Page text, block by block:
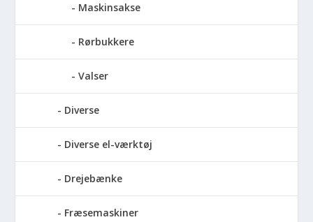
Maskinsakse
Rørbukkere
Valser
Diverse
Diverse el-værktøj
Drejebænke
Fræsemaskiner